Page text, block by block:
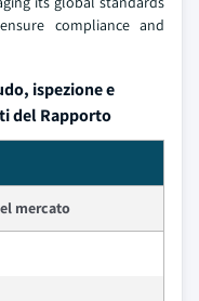
compliance and
ispezione e
del Rapporto
mercato